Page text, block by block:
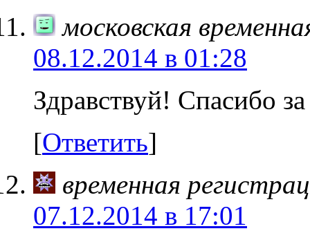
московская
08.12.2014 в 01:28
Здравствуй! Спасибо
[Ответить]
временная
07.12.2014 в 17:01